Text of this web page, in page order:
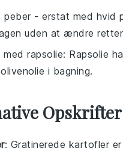
- erstat med hvid
uden at ændre
rapsolie: Rapsolie
i bagning.
: Gratinerede kartofler